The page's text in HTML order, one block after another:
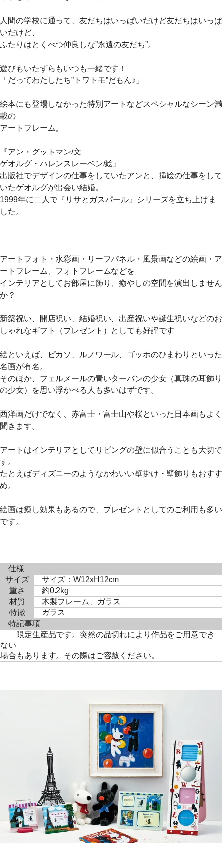
人間の学校に通って、友だちはいっぱいだけど友だちはいっぱ
いだけど、
ふたりはとくべつ仲良しな”永遠の友だち”。
遊びもいたずらもいつも一緒です！
「だってわたしたち”トワトモ”だもん♪」
絵本にも登場しなかった特別アートなどスペシャルなシーン満
載の
アートフレーム。
『アン・グットマン/文
ゲオルグ・ハレンスレーベン/絵』
出版社でデザインの仕事をしていたアンと、挿絵の仕事をして
いたゲオルグが出会い結婚。
1999年に二人で『リサとガスパール』シリーズを立ち上げま
した。
アートフォト・水彩画・リーフパネル・風景画などの絵画・ア
ートフレーム、フォトフレームなどを
インテリアとしてお部屋に飾り、癒やしの空間を演出しません
か？
新築祝い、開店祝い、結婚祝い、出産祝いや誕生祝いなどのお
しゃれなギフト（プレゼント）としても好評です
絵といえば、ピカソ、ルノワール、ゴッホのひまわりといった
名画が有名。
そのほか、フェルメールの青いターバンの少女（真珠の耳飾り
の少女）を思い浮かべる人も多いはずです。
西洋画だけでなく、赤富士・富士山や桜といった日本画もよく
聞きます。
アートはインテリアとしてリビングの壁に似合うことも大切で
す。
たとえばディズニーのようなかわいい壁掛け・壁飾りもおすす
め。
絵画は癒し効果もあるので、プレゼントとしてのご利用も多い
です。
仕様
サイズ
サイズ：W12xH12cm
重さ
約0.2kg
材質
木製フレーム、ガラス
特徴
ガラス
特記事項
限定生産品です。突然の品切れにより作品をご用意でき
ない
場合もあります。その際はご容赦ください。